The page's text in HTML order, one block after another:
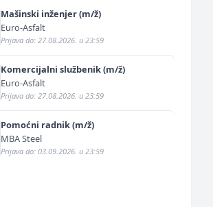
Mašinski inženjer (m/ž)
Euro-Asfalt
Prijava do: 27.08.2026. u 23:59
Komercijalni službenik (m/ž)
Euro-Asfalt
Prijava do: 27.08.2026. u 23:59
Pomoćni radnik (m/ž)
MBA Steel
Prijava do: 03.09.2026. u 23:59